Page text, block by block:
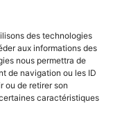
des technologies
aux informations des
nous permettra de
de navigation ou les ID
ou de retirer son
caractéristiques